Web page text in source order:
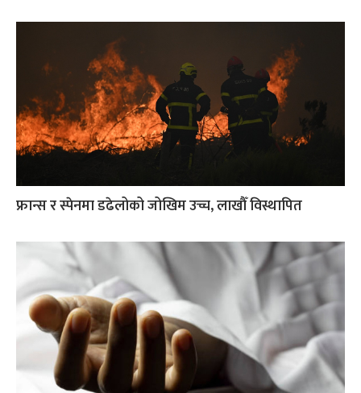
फ्रान्स र स्पेनमा डढेलोको जोखिम उच्च, लाखौँ विस्थापित